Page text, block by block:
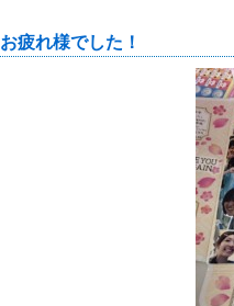
お疲れ様でした！